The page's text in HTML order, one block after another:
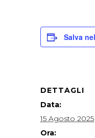
Salva
DETTAGLI
Data:
15 Agosto 2025
Ora: